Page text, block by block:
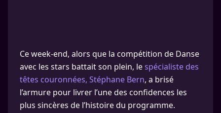
Ce week-end, alors que la compétition de Danse
avec les stars battait son plein, lespécialiste des
têtes couronnées, Stéphane Bern, a brisé
l’armure pour livrer l’une des confidences les
plus sincères de l’histoire du programme.